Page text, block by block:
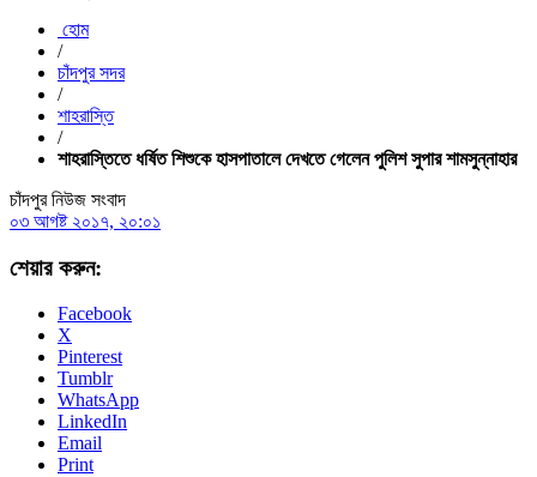
হোম
/
চাঁদপুর সদর
/
শাহরাস্তি
/
শাহরাস্তিতে ধর্ষিত শিশুকে হাসপাতালে দেখতে গেলেন পুলিশ সুপার শামসুন্নাহার
চাঁদপুর নিউজ সংবাদ
০৩ আগষ্ট ২০১৭, ২০:০১
শেয়ার করুন:
Facebook
X
Pinterest
Tumblr
WhatsApp
LinkedIn
Email
Print